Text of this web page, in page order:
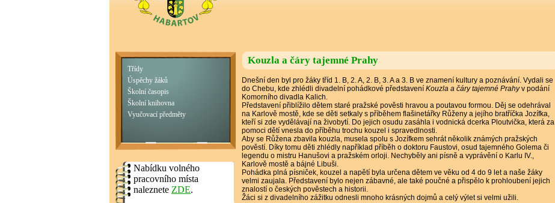
Třídy
Úspěchy žáků
Školní časopis
Školní knihovna
Vyučovací předměty
Nabídku volného
pracovního místa
naleznete ZDE.
Kouzla a čáry tajemné Prahy
Dnešní den byl pro žáky tříd 1. B, 2. A, 2. B, 3. A a 3. B ve znamení kultury a poznávání. Vydali se
do Chebu, kde zhlédli divadelní pohádkové představení Kouzla a čáry tajemné Prahyv podání
Komorního divadla Kalich.
Představení přiblížilo dětem staré pražské pověsti hravou a poutavou formou. Děj se odehrával
na Karlově mostě, kde se děti setkaly s příběhem flašinetářky Růženy a jejího bratříčka Jozífka,
kteří si zde vydělávají na živobytí. Do jejich osudu zasáhla i vodnická dcerka Ploutvička, která za
pomoci dětí vnesla do příběhu trochu kouzel i spravedlnosti.
Aby se Růžena zbavila kouzla, musela spolu s Jozífkem sehrát několik známých pražských
pověstí. Díky tomu děti zhlédly například příběh o doktoru Faustovi, osud tajemného Golema či
legendu o mistru Hanušovi a pražském orloji. Nechyběly ani písně a vyprávění o Karlu IV.,
Karlově mostě a bájné Libuši.
Pohádka plná písniček, kouzel a napětí byla určena dětem ve věku od 4 do 9 let a naše žáky
velmi zaujala. Představení bylo nejen zábavné, ale také poučné a přispělo k prohloubení jejich
znalostí o českých pověstech a historii.
Žáci si z divadelního zážitku odnesli mnoho krásných dojmů a celý výlet si velmi užili.